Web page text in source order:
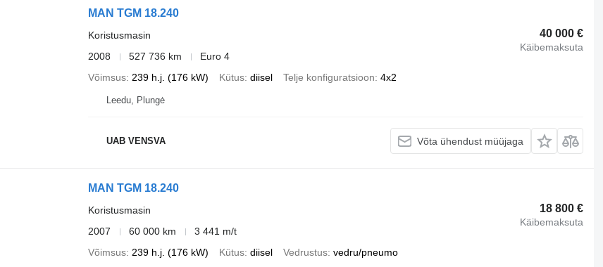
MAN TGM 18.240
40 000 €
Käibemaksuta
Koristusmasin
2008
527 736 km
Euro 4
Võimsus 239 h.j. (176 kW) Kütus diisel Telje konfiguratsioon 4x2
Leedu, Plungė
UAB VENSVA Võta ühendust müüjaga
MAN TGM 18.240
18 800 €
Käibemaksuta
Koristusmasin
2007
60 000 km
3 441 m/t
Võimsus 239 h.j. (176 kW) Kütus diisel Vedrustus vedru/pneumo